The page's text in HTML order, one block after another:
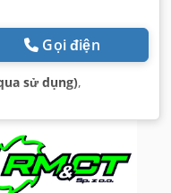
Gọi điện
sử dụng),